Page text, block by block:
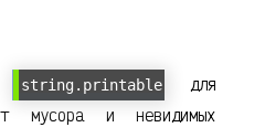
string.printable
для
мусора и невидимых